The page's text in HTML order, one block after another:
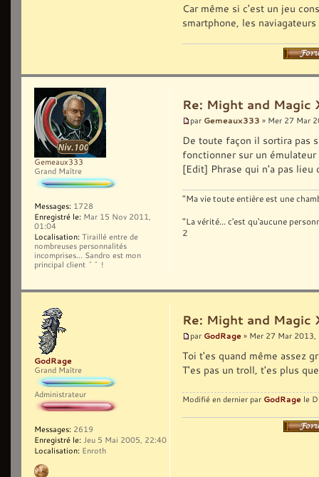
Car même si c'est un jeu
smartphone, les
Re: Might and Magic
par Gemeaux333 » Mer 27 Mar
De toute façon il sortira pas
fonctionner sur un émulateur
[Edit] Phrase qui n'a pas
"Ma vie toute entière est une
"La vérité... c'est qu'aucune
2
Gemeaux333
Grand Maître
Messages: 1728
Enregistré le: Mar 15 Nov 2011,
01:04
Localisation: Tiraillé entre de
nombreuses personnalités
incomprises... Sandro est mon
principal client ^^ !
Re: Might and Magic
par GodRage » Mer 27 Mar 2013,
Toi t'es quand même assez
T'es pas un troll, t'es plus
Modifié en dernier par GodRage le
GodRage
Grand Maître
Administrateur
Messages: 2619
Enregistré le: Jeu 5 Mai 2005, 22:40
Localisation: Enroth